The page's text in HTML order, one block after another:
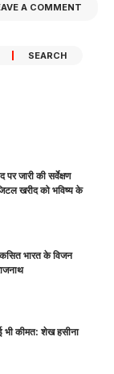
A COMMENT
जारी की सर्वेक्षण
खरीद को भविष्य के
भारत के विजन
भी कीमत: शेख हसीना